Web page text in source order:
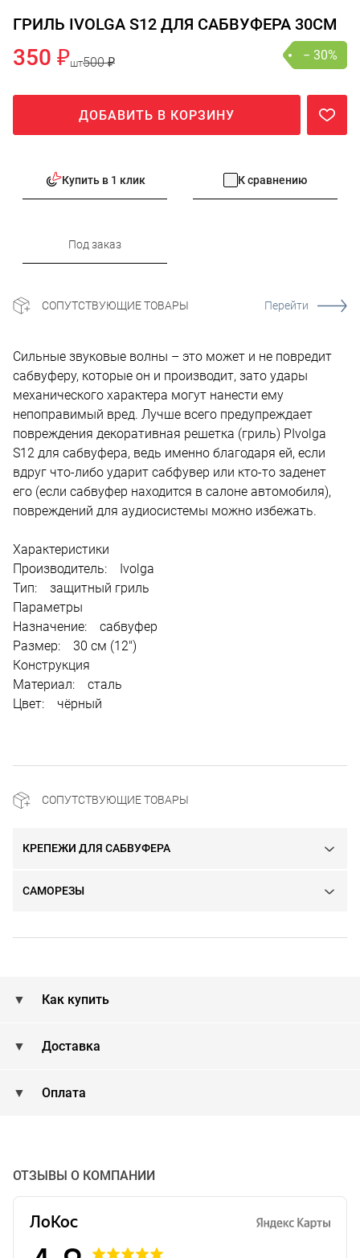
ГРИЛЬ IVOLGA S12 ДЛЯ САБВУФЕРА 30СМ
350 ₽шт500 ₽ − 30%
ДОБАВИТЬ В КОРЗИНУ
Купить в 1 клик К сравнению
Под заказ
СОПУТСТВУЮЩИЕ ТОВАРЫ Перейти
Сильные звуковые волны – это может и не повредит
сабвуферу, которые он и производит, зато удары
механического характера могут нанести ему
непоправимый вред. Лучше всего предупреждает
повреждения декоративная решетка (гриль) PIvolga
S12 для сабвуфера, ведь именно благодаря ей, если
вдруг что-либо ударит сабфувер или кто-то заденет
его (если сабвуфер находится в салоне автомобиля),
повреждений для аудиосистемы можно избежать.
Характеристики
Производитель: Ivolga
Тип: защитный гриль
Параметры
Назначение: сабвуфер
Размер: 30 см (12")
Конструкция
Материал: сталь
Цвет: чёрный
СОПУТСТВУЮЩИЕ ТОВАРЫ
КРЕПЕЖИ ДЛЯ САБВУФЕРА
САМОРЕЗЫ
Как купить
Доставка
Оплата
ОТЗЫВЫ О КОМПАНИИ